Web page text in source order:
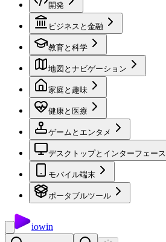
開発
ビジネスと金融
教育と科学
地図とナビゲーション
家庭と趣味
健康と医療
ゲームとエンタメ
デスクトップとインターフェース
モバイル端末
ポータブルツール
iowin